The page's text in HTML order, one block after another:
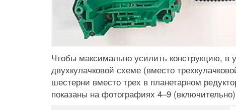
Чтобы максимально усилить конструкцию, в
двухкулачковой схеме (вместо
шестерни вместо трех в планетарном
показаны на фотографиях 4–9